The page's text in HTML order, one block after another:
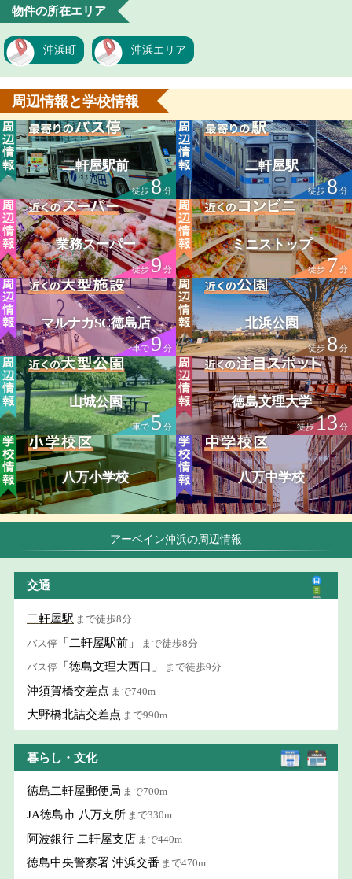
物件の所在エリア
沖浜町 沖浜エリア
周辺情報と学校情報
二軒屋駅前
徒歩8分
二軒屋駅
徒歩8 分
業務スーパー
徒歩9分
ミニストップ
徒歩7分
マルナカSC徳島店
車で9分
北浜公園
徒歩8 分
山城公園
車で5 分
徳島文理大学
徒歩13分
八万小学校 八万中学校
アーベイン沖浜の周辺情報
交通
二軒屋駅 まで徒歩8分
バス停 「二軒屋駅前」 まで徒歩8分
バス停 「徳島文理大西口」 まで徒歩9分
沖須賀橋交差点 まで740m
大野橋北詰交差点 まで990m
暮らし・文化
徳島二軒屋郵便局 まで700m
JA徳島市 八万支所 まで330m
阿波銀行 二軒屋支店 まで440m
徳島中央警察署 沖浜交番 まで470m